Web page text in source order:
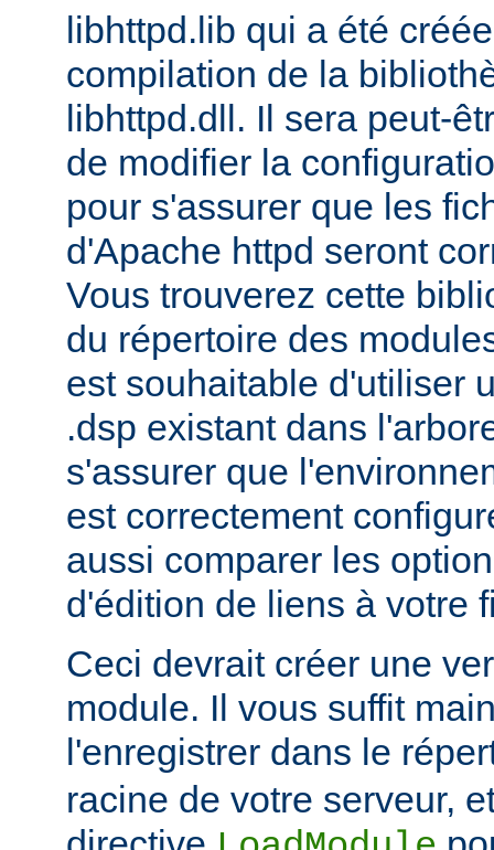
libhttpd.lib qui a été
compilation de la
libhttpd.dll. Il sera peut-
de modifier la
pour s'assurer que les
d'Apache httpd seront
Vous trouverez cette
du répertoire des
est souhaitable d'utiliser
.dsp existant dans
s'assurer que
est correctement
aussi comparer les
d'édition de liens à votre
Ceci devrait créer une
module. Il vous suffit
l'enregistrer dans le
racine de votre serveur,